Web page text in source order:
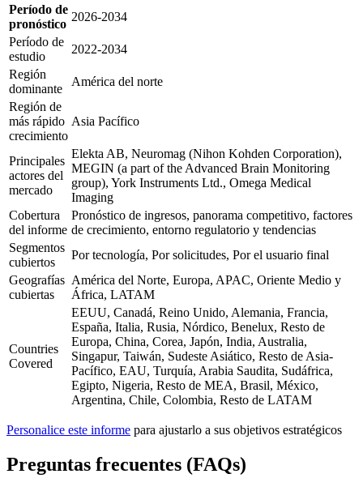
Período de
pronóstico
2026-2034
Período de
estudio
2022-2034
Región
dominante
América del norte
Región de
más rápido
crecimiento
Asia Pacífico
Principales
actores del
mercado
Elekta AB, Neuromag (Nihon Kohden Corporation),
MEGIN (a part of the Advanced Brain Monitoring
group), York Instruments Ltd., Omega Medical
Imaging
Cobertura
del informe
Pronóstico de ingresos, panorama competitivo, factores
de crecimiento, entorno regulatorio y tendencias
Segmentos
cubiertos
Por tecnología, Por solicitudes, Por el usuario final
Geografías
cubiertas
América del Norte, Europa, APAC, Oriente Medio y
África, LATAM
Countries
Covered
EEUU, Canadá, Reino Unido, Alemania, Francia,
España, Italia, Rusia, Nórdico, Benelux, Resto de
Europa, China, Corea, Japón, India, Australia,
Singapur, Taiwán, Sudeste Asiático, Resto de Asia-
Pacífico, EAU, Turquía, Arabia Saudita, Sudáfrica,
Egipto, Nigeria, Resto de MEA, Brasil, México,
Argentina, Chile, Colombia, Resto de LATAM
Personalice este informe para ajustarlo a sus objetivos estratégicos
Preguntas frecuentes (FAQs)